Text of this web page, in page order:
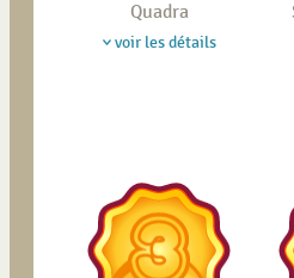
Quadra
voir les détails